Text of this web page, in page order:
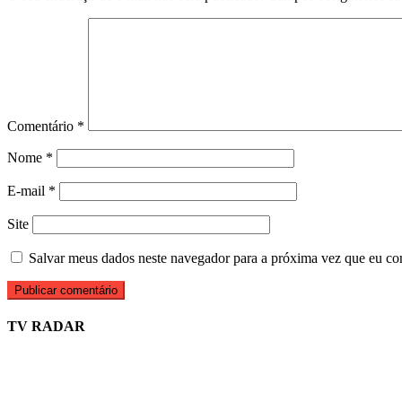
Comentário *
Nome *
E-mail *
Site
Salvar meus dados neste navegador para a próxima vez que eu
TV RADAR